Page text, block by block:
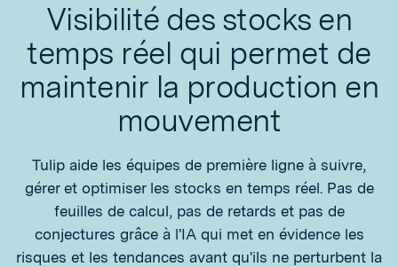
Visibilité des stocks en
temps réel qui permet de
maintenir la production en
mouvement
Tulip aide les équipes de première ligne à suivre,
gérer et optimiser les stocks en temps réel. Pas de
feuilles de calcul, pas de retards et pas de
conjectures grâce à l'IA qui met en évidence les
risques et les tendances avant qu'ils ne perturbent la